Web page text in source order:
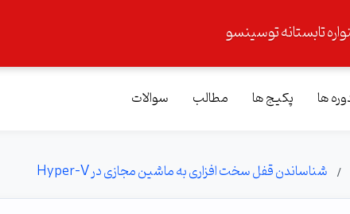
تابستانه توسینسو
ها پکیج ها مطالب سوالات
شناساندن قفل سخت افزاری به ماشین مجازی در Hyper-V